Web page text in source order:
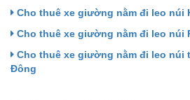
Cho thuê xe giường nằm đi leo núi
Cho thuê xe giường nằm đi leo núi
Cho thuê xe giường nằm đi leo núi
Đông